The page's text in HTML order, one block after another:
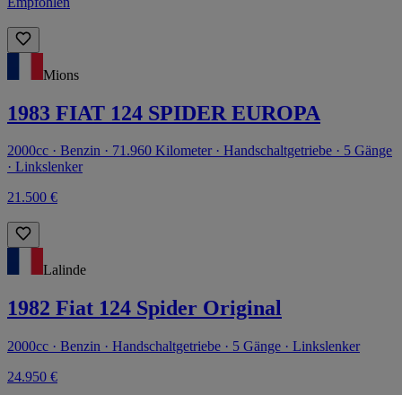
Mions
1983 FIAT 124 SPIDER EUROPA
2000cc · Benzin · 71.960 Kilometer · Handschaltgetriebe · 5 Gänge
· Linkslenker
21.500 €
Lalinde
1982 Fiat 124 Spider Original
2000cc · Benzin · Handschaltgetriebe · 5 Gänge · Linkslenker
24.950 €